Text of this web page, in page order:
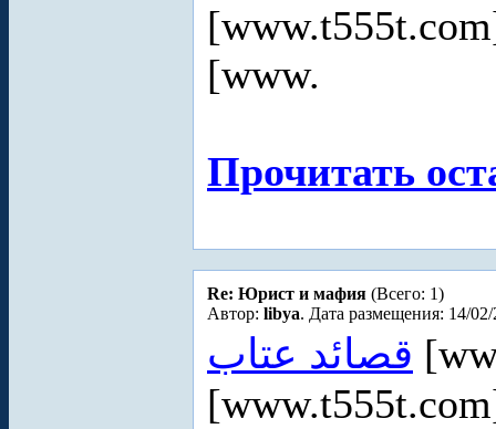
[www.
Прочитать
Re: Юрист и мафия (Всего: 1)
Автор: libya. Дата размещения: 14/02/
قصائد عتاب